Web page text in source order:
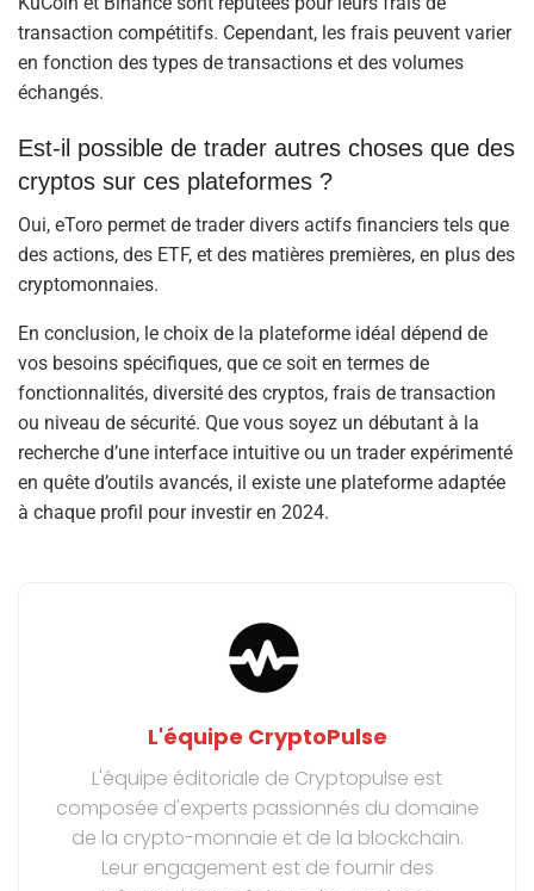
transaction compétitifs. Cependant, les frais peuvent varier
en fonction des types de transactions et des volumes
échangés.
Est-il possible de trader autres choses que des
cryptos sur ces plateformes ?
Oui, eToro permet de trader divers actifs financiers tels que
des actions, des ETF, et des matières premières, en plus des
cryptomonnaies.
En conclusion, le choix de la plateforme idéal dépend de
vos besoins spécifiques, que ce soit en termes de
fonctionnalités, diversité des cryptos, frais de transaction
ou niveau de sécurité. Que vous soyez un débutant à la
recherche d’une interface intuitive ou un trader expérimenté
en quête d’outils avancés, il existe une plateforme adaptée
à chaque profil pour investir en 2024.
L'équipe CryptoPulse
L'équipe éditoriale de Cryptopulse est
composée d'experts passionnés du domaine
de la crypto-monnaie et de la blockchain.
Leur engagement est de fournir des